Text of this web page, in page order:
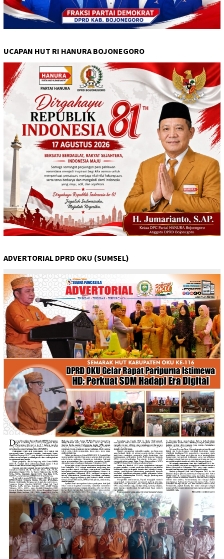
UCAPAN HUT RI HANURA BOJONEGORO
ADVERTORIAL DPRD OKU (SUMSEL)